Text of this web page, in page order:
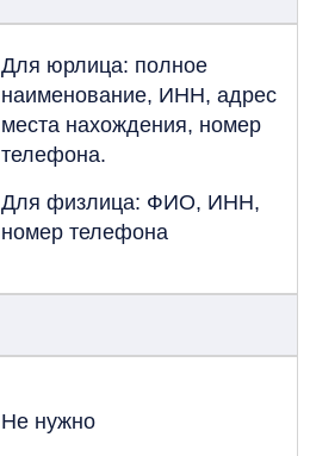
Для юрлица: полное
наименование, ИНН, адрес
места нахождения, номер
телефона.
Для физлица: ФИО, ИНН,
номер телефона
Не нужно